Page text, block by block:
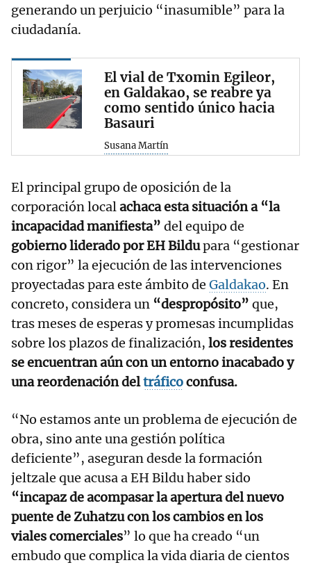
generando un perjuicio “inasumible” para la
ciudadanía.
El vial de Txomin Egileor,
en Galdakao, se reabre ya
como sentido único hacia
Basauri
Susana Martín
El principal grupo de oposición de la
corporación localachaca esta situación a “la
incapacidad manifiesta” del equipo de
gobierno liderado por EH Bildupara “gestionar
con rigor” la ejecución de las intervenciones
proyectadas para este ámbito de Galdakao. En
concreto, considera un “despropósito” que,
tras meses de esperas y promesas incumplidas
sobre los plazos de finalización, los residentes
se encuentran aún con un entorno inacabado y
una reordenación deltráficoconfusa.
“No estamos ante un problema de ejecución de
obra, sino ante una gestión política
deficiente”, aseguran desde la formación
jeltzale que acusa a EH Bildu haber sido
“incapaz de acompasar la apertura del nuevo
puente de Zuhatzu con los cambios en los
viales comerciales” lo que ha creado “un
embudo que complica la vida diaria de cientos